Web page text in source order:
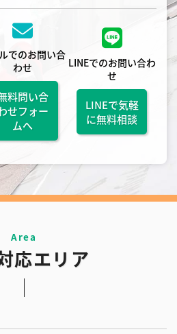
でのお問い合
わせ
料問い合
せフォー
ムへ
LINEでのお問い合わ
せ
LINEで気軽
に無料相談
応エリア